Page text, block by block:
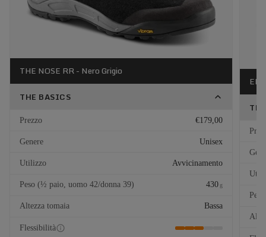
THE NOSE RR - Nero Grigio
THE BASICS
Prezzo €179,00
Genere Unisex
Utilizzo Avvicinamento
Peso (½ paio, uomo 42/donna 39) 430 g
Altezza tomaia Bassa
Flessibilità
EL